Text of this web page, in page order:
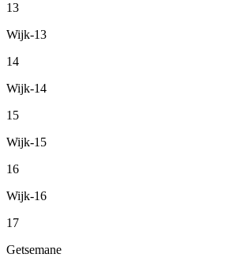
13
Wijk-13
14
Wijk-14
15
Wijk-15
16
Wijk-16
17
Getsemane